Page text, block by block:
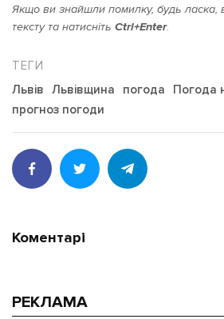
Якщо ви знайшли помилку, будь ласка,
тексту та натисніть Ctrl+Enter.
Львів Львівщина погода
Погода
прогноз погоди
Коментарі
РЕКЛАМА